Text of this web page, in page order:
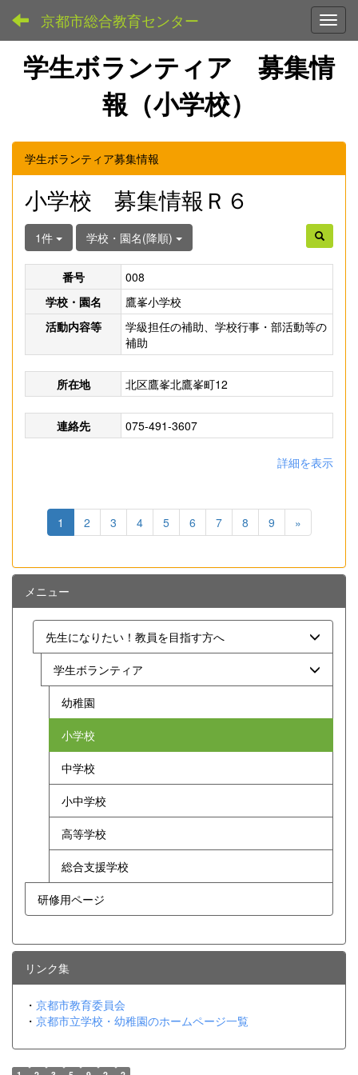
京都市総合教育センター
学生ボランティア 募集情
報（小学校）
学生ボランティア募集情報
小学校 募集情報Ｒ６
1件 学校・園名(降順)
番号
008
学校・園名
鷹峯小学校
活動内容等
学級担任の補助、学校行事・部活動等の
補助
所在地 北区鷹峯北鷹峯町12
連絡先 075-491-3607
詳細を表示
1 2 3 4 5 6 7 8 9 »
メニュー
先生になりたい！教員を目指す方へ
学生ボランティア
幼稚園
小学校
中学校
小中学校
高等学校
総合支援学校
研修用ページ
リンク集
・ 京都市教育委員会
・ 京都市立学校・幼稚園のホームページ一覧